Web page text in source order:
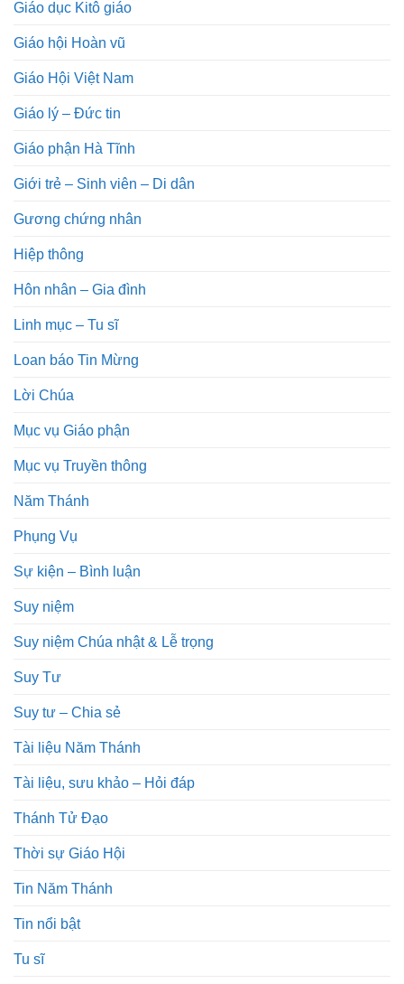
Giáo dục Kitô giáo
Giáo hội Hoàn vũ
Giáo Hội Việt Nam
Giáo lý – Đức tin
Giáo phận Hà Tĩnh
Giới trẻ – Sinh viên – Di dân
Gương chứng nhân
Hiệp thông
Hôn nhân – Gia đình
Linh mục – Tu sĩ
Loan báo Tin Mừng
Lời Chúa
Mục vụ Giáo phận
Mục vụ Truyền thông
Năm Thánh
Phụng Vụ
Sự kiện – Bình luận
Suy niệm
Suy niệm Chúa nhật & Lễ trọng
Suy Tư
Suy tư – Chia sẻ
Tài liệu Năm Thánh
Tài liệu, sưu khảo – Hỏi đáp
Thánh Tử Đạo
Thời sự Giáo Hội
Tin Năm Thánh
Tin nổi bật
Tu sĩ